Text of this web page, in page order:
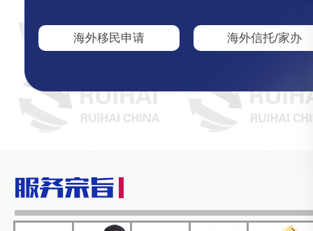
海外移民申请 海外信托/家办